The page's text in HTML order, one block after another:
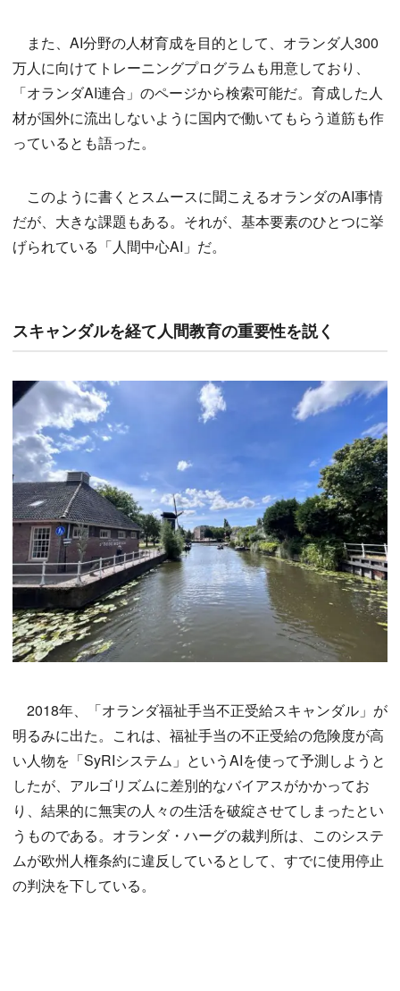
また、AI分野の人材育成を目的として、オランダ人300
万人に向けてトレーニングプログラムも用意しており、
「オランダAI連合」のページから検索可能だ。育成した人
材が国外に流出しないように国内で働いてもらう道筋も作
っているとも語った。
このように書くとスムースに聞こえるオランダのAI事情
だが、大きな課題もある。それが、基本要素のひとつに挙
げられている「人間中心AI」だ。
スキャンダルを経て人間教育の重要性を説く
2018年、「オランダ福祉手当不正受給スキャンダル」が
明るみに出た。これは、福祉手当の不正受給の危険度が高
い人物を「SyRIシステム」というAIを使って予測しようと
したが、アルゴリズムに差別的なバイアスがかかってお
り、結果的に無実の人々の生活を破綻させてしまったとい
うものである。オランダ・ハーグの裁判所は、このシステ
ムが欧州人権条約に違反しているとして、すでに使用停止
の判決を下している。